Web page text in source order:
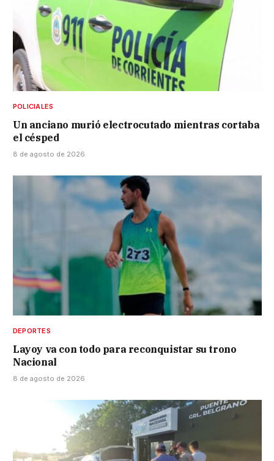
POLICIALES
Un anciano murió electrocutado mientras cortaba
el césped
8 de agosto de 2026
DEPORTES
Layoy va con todo para reconquistar su trono
Nacional
8 de agosto de 2026